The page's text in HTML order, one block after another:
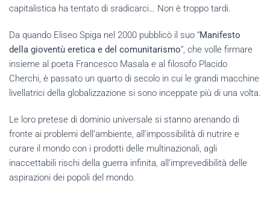
capitalistica ha tentato di sradicarci… Non è troppo tardi.
Da quando Eliseo Spiga nel 2000 pubblicò il suo “Manifesto
della gioventù eretica e del comunitarismo“, che volle firmare
insieme al poeta Francesco Masala e al filosofo Placido
Cherchi, è passato un quarto di secolo in cui le grandi macchine
livellatrici della globalizzazione si sono inceppate più di una volta.
Le loro pretese di dominio universale si stanno arenando di
fronte ai problemi dell’ambiente, all’impossibilità di nutrire e
curare il mondo con i prodotti delle multinazionali, agli
inaccettabili rischi della guerra infinita, all’imprevedibilità delle
aspirazioni dei popoli del mondo.